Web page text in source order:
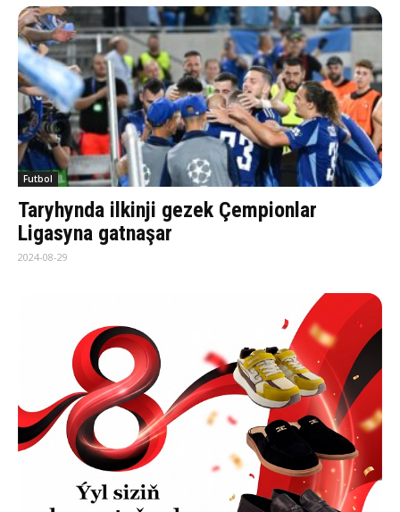
Futbol
Taryhynda ilkinji gezek Çempionlar
Ligasyna gatnaşar
2024-08-29